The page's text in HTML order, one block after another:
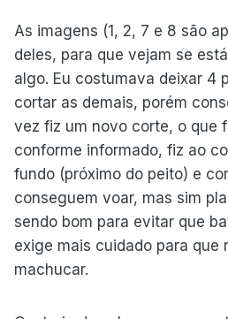
As imagens (1, 2, 7 e 8 são
deles, para que vejam se
algo. Eu costumava deixar 4
cortar as demais, porém
vez fiz um novo corte, o que
conforme informado, fiz ao
fundo (próximo do peito) e
conseguem voar, mas sim
sendo bom para evitar que
exige mais cuidado para que
machucar.